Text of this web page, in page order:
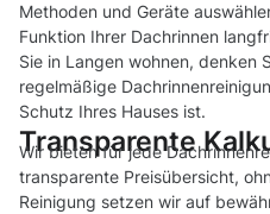
Methoden und Geräte
Funktion Ihrer Dachrinnen
Sie in Langen wohnen, denken
regelmäßige
Schutz Ihres Hauses ist.
Transparente
Wir bieten für jede
transparente Preisübersicht,
Reinigung setzen wir auf